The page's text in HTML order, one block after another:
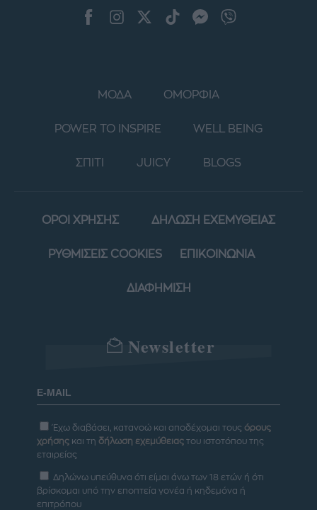
ΜΟΔΑ ΟΜΟΡΦΙΑ
POWER TO INSPIRE WELL BEING
ΣΠΙΤΙ JUICY BLOGS
ΟΡΟΙ ΧΡΗΣΗΣ ΔΗΛΩΣΗ ΕΧΕΜΥΘΕΙΑΣ
ΡΥΘΜΙΣΕΙΣ COOKIES ΕΠΙΚΟΙΝΩΝΙΑ
ΔΙΑΦΗΜΙΣΗ
Newsletter
Έχω διαβάσει, κατανοώ και αποδέχομαι τους όρους
χρήσης και τη δήλωση εχεμύθειας του ιστοτόπου της
εταιρείας
Δηλώνω υπεύθυνα ότι είμαι άνω των 18 ετών ή ότι
βρίσκομαι υπό την εποπτεία γονέα ή κηδεμόνα ή
επιτρόπου